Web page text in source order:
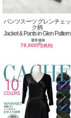
パンツスーツ グレンチェッ
ク柄
Jacket & Pants in Glen Pattern
通常価格
78,000円(税別)